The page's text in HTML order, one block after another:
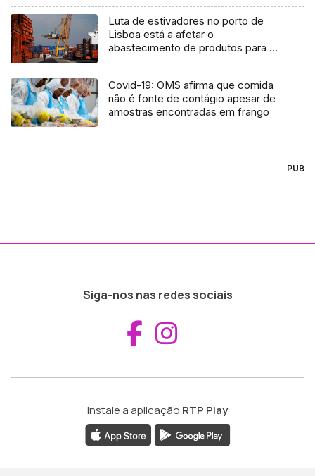
Luta de estivadores no porto de
Lisboa está a afetar o
abastecimento de produtos para a
Covid-19: OMS afirma que comida
não é fonte de contágio apesar de
amostras encontradas em frango
PUB
Siga-nos nas redes sociais
Aceder ao
Instale a aplicação RTP Play